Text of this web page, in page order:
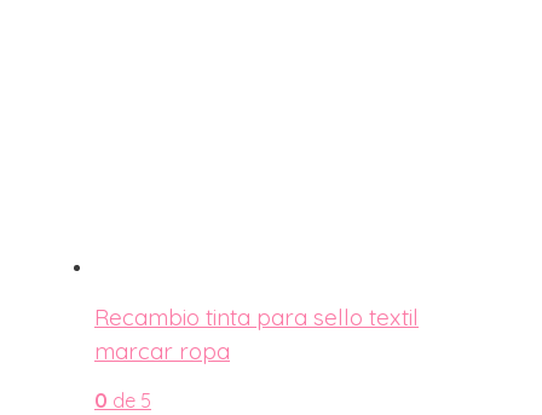
Recambio tinta para sello textil
marcar ropa
0 de 5